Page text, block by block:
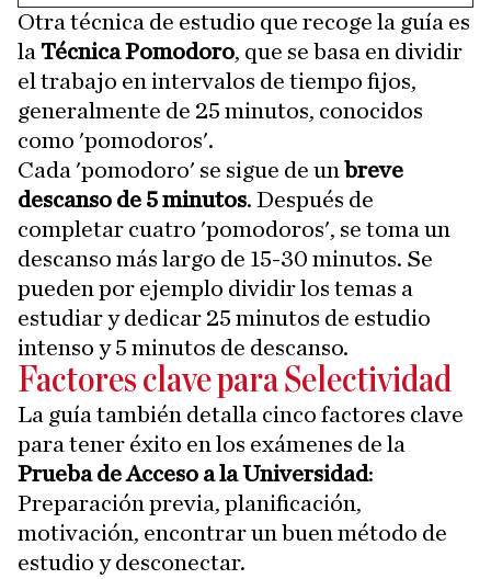
Otra técnica de estudio que recoge la guía es
la Técnica Pomodoro, que se basa en dividir
el trabajo en intervalos de tiempo fijos,
generalmente de 25 minutos, conocidos
como 'pomodoros'.
Cada 'pomodoro' se sigue de un breve
descanso de 5 minutos. Después de
completar cuatro 'pomodoros', se toma un
descanso más largo de 15-30 minutos. Se
pueden por ejemplo dividir los temas a
estudiar y dedicar 25 minutos de estudio
intenso y 5 minutos de descanso.
Factores clave para Selectividad
La guía también detalla cinco factores clave
para tener éxito en los exámenes de la
Prueba de Acceso a la Universidad:
Preparación previa, planificación,
motivación, encontrar un buen método de
estudio y desconectar.